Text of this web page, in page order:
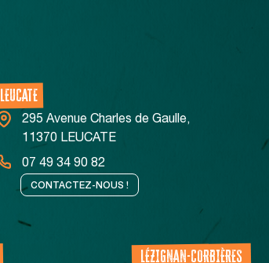
LEUCATE
295 Avenue Charles de Gaulle,
11370 LEUCATE
07 49 34 90 82
CONTACTEZ-NOUS !
LÉZIGNAN-CORBIÈRES